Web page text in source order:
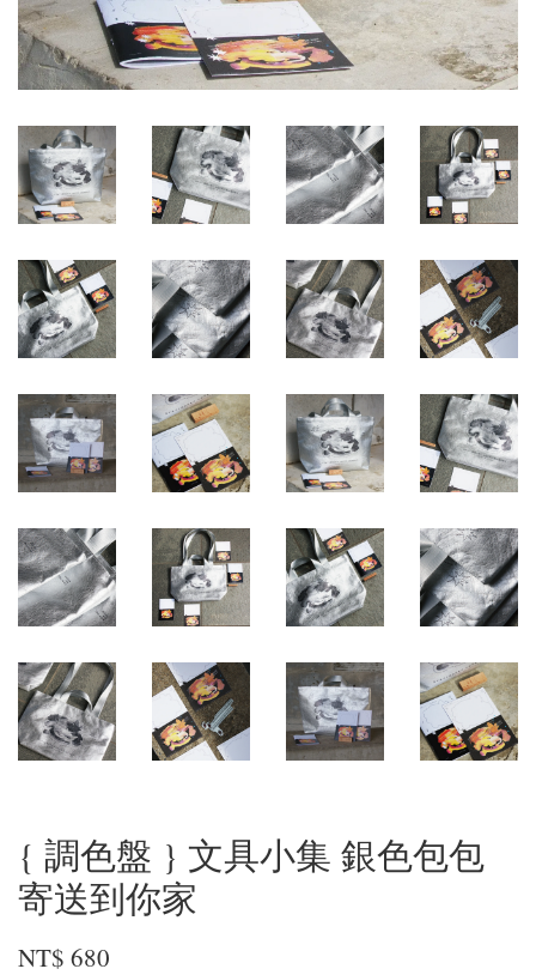
{ 調色盤 } 文具小集 銀色包包
寄送到你家
NT$ 680